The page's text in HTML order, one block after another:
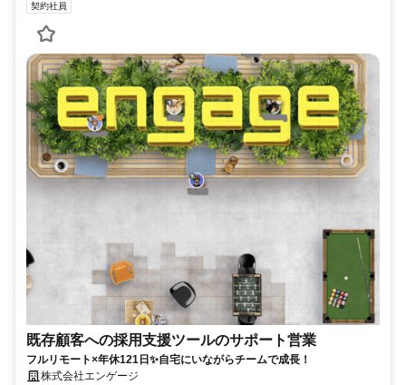
契約社員
既存顧客への採用支援ツールのサポート営業
フルリモート×年休121日✨自宅にいながらチームで成長！
株式会社エンゲージ